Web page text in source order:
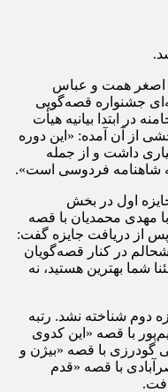
اصغر همت و عباس
جشنواره قصه‌گویی
در ابتدا بیانیه هیأت
از آن آمده: «این دوره
داشت و از جمله
شاهنامه فردوسی است».
اول در بخش
مهدی محمدیان با قصه
پس از دریافت جایزه گفت:
در کنار قصه‌گویان
شما بهترین هستید، نه
دوم شناخته نشد. رتبه‌
با قصه «این کدوی
گودرزی با قصه «بیژن و
با قصه «قدم